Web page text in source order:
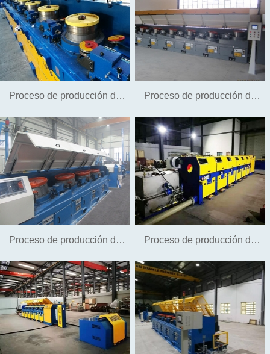
wash nail wire por agua
Proceso de producción de
alambre de acero galvanizado
(hierro) sin ácido.
Proceso de producción de
alambre de suspensión
Proceso de producción de
alambre de tornillo
Proceso de producción de
alambre de acero de fibra de
acero